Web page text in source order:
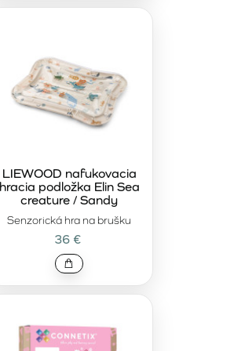
Senzorická hra na brušku
LIEWOOD nafukovacia
hracia podložka Elin Sea
creature / Sandy
36 €